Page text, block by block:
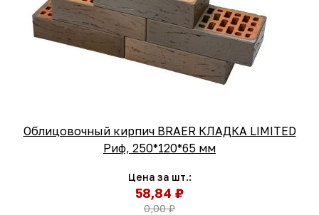
Облицовочный кирпич BRAER КЛАДКА LIMITED
Риф, 250*120*65 мм
Цена за шт.:
58,84 ₽
0,00 ₽